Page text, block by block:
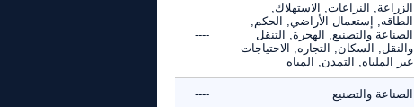
الزراعة, النزاعات, الاستهلاك,
الطاقه, إستعمال الأراضي, الحكم,
الصناعة والتصنيع, الهجرة, التنقل
والنقل, السكان, التجاره, الاحتياجات
غير الملباه, التمدن, المياه
----
الصناعة والتصنيع ----